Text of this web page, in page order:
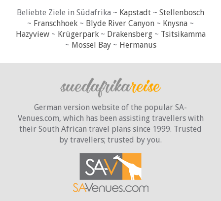
Beliebte Ziele in Südafrika ~ Kapstadt ~ Stellenbosch
~ Franschhoek ~ Blyde River Canyon ~ Knysna ~
Hazyview~ Krügerpark~ Drakensberg~ Tsitsikamma
~ Mossel Bay~ Hermanus
German version website of the popular SA-
Venues.com, which has been assisting travellers with
their South African travel plans since 1999. Trusted
by travellers; trusted by you.